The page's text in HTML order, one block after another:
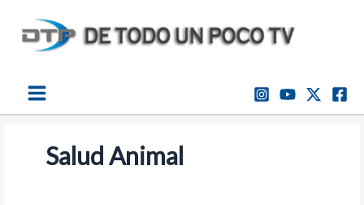
contenido
Salud Animal